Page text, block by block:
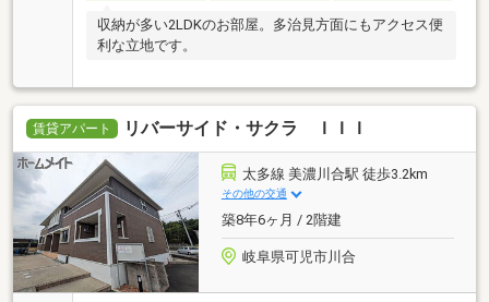
収納が多い2LDKのお部屋。多治見方面にもアクセス便
利な立地です。
賃貸アパート リバーサイド・サクラ ＩＩＩ
太多線 美濃川合駅 徒歩3.2km
その他の交通
築8年6ヶ月 / 2階建
岐阜県可児市川合